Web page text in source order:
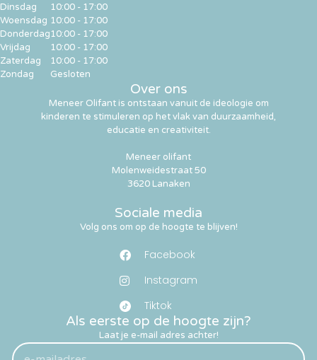
Als eerste op de hoogte zijn?
Laat je e-mail adres achter!
Sociale media
Volg ons om op de hoogte te blijven!
Facebook
Instagram
Tiktok
Over ons
Meneer Olifant is ontstaan vanuit de ideologie om
kinderen te stimuleren op het vlak van duurzaamheid,
educatie en creativiteit.
Meneer olifant
Molenweidestraat 50
3620 Lanaken
Dinsdag
Woensdag
Donderdag
Vrijdag
Zaterdag
Zondag
10:00 - 17:00
10:00 - 17:00
10:00 - 17:00
10:00 - 17:00
10:00 - 17:00
Gesloten